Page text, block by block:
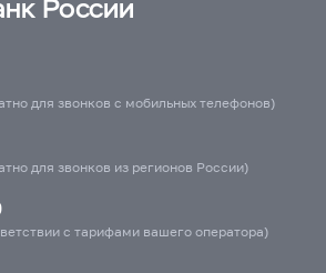
России
для звонков с мобильных телефонов)
для звонков из регионов России)
с тарифами вашего оператора)